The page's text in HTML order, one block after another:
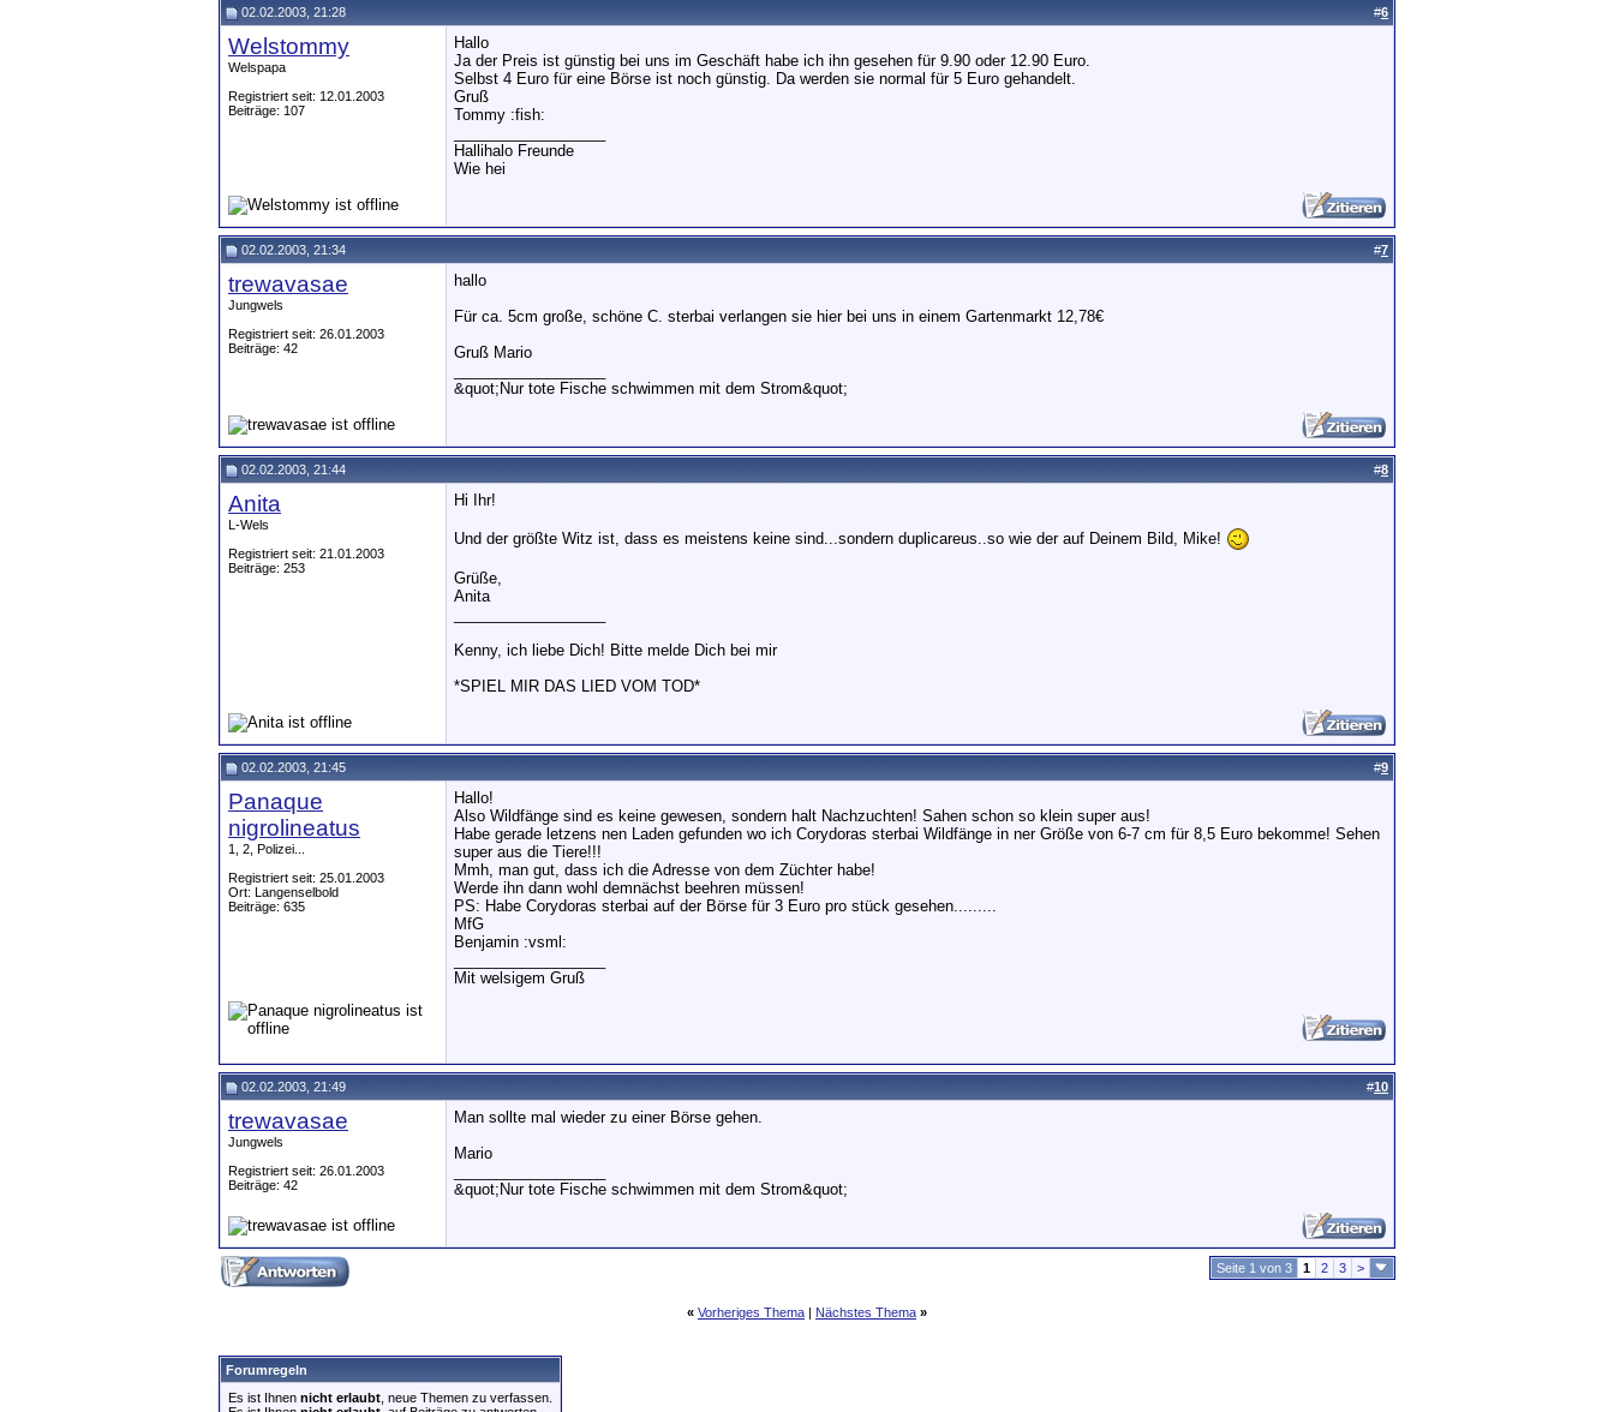
02.02.2003, 21:28 #6
Welstommy
Welspapa
Registriert seit: 12.01.2003
Beiträge: 107
Hallo
Ja der Preis ist günstig bei uns im Geschäft habe ich ihn gesehen für 9.90 oder 12.90 Euro.
Selbst 4 Euro für eine Börse ist noch günstig. Da werden sie normal für 5 Euro gehandelt.
Gruß
Tommy :fish:
Hallihalo Freunde
Wie hei
02.02.2003, 21:34 #7
trewavasae
Jungwels
Registriert seit: 26.01.2003
Beiträge: 42
hallo
Für ca. 5cm große, schöne C. sterbai verlangen sie hier bei uns in einem Gartenmarkt 12,78€
Gruß Mario
&quot;Nur tote Fische schwimmen mit dem Strom&quot;
02.02.2003, 21:44 #8
Anita
L-Wels
Registriert seit: 21.01.2003
Beiträge: 253
Hi Ihr!
Und der größte Witz ist, dass es meistens keine sind...sondern duplicareus..so wie der auf Deinem Bild, Mike!
Grüße,
Anita
Kenny, ich liebe Dich! Bitte melde Dich bei mir
*SPIEL MIR DAS LIED VOM TOD*
02.02.2003, 21:45 #9
Panaque
nigrolineatus
1, 2, Polizei...
Registriert seit: 25.01.2003
Ort: Langenselbold
Beiträge: 635
Hallo!
Also Wildfänge sind es keine gewesen, sondern halt Nachzuchten! Sahen schon so klein super aus!
Habe gerade letzens nen Laden gefunden wo ich Corydoras sterbai Wildfänge in ner Größe von 6-7 cm für 8,5 Euro bekomme! Sehen
super aus die Tiere!!!
Mmh, man gut, dass ich die Adresse von dem Züchter habe!
Werde ihn dann wohl demnächst beehren müssen!
PS: Habe Corydoras sterbai auf der Börse für 3 Euro pro stück gesehen.........
MfG
Benjamin :vsml:
Mit welsigem Gruß
02.02.2003, 21:49 #10
trewavasae
Jungwels
Registriert seit: 26.01.2003
Beiträge: 42
Man sollte mal wieder zu einer Börse gehen.
Mario
&quot;Nur tote Fische schwimmen mit dem Strom&quot;
Seite 1 von 3 1 2 3 >
« Vorheriges Thema | Nächstes Thema »
Forumregeln
Es ist Ihnen nicht erlaubt , neue Themen zu verfassen.